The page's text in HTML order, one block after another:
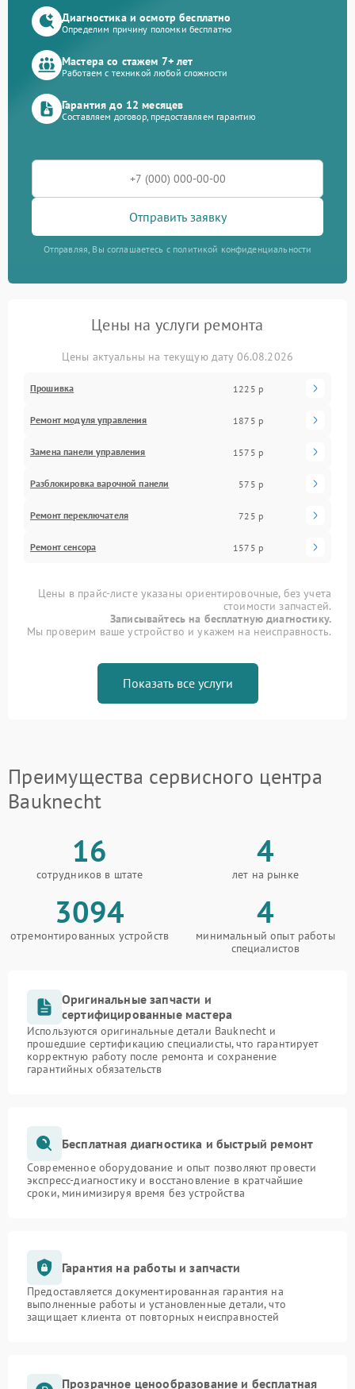
Диагностика и осмотр бесплатно
Определим причину поломки бесплатно
Мастера со стажем 7+ лет
Работаем с техникой любой сложности
Гарантия до 12 месяцев
Составляем договор, предоставляем гарантию
Отправить заявку
Отправляя, Вы соглашаетесь с политикой конфиденциальности
Цены на услуги ремонта
Цены актуальны на текущую дату 06.08.2026
Прошивка 1225 р
Ремонт модуля управления 1875 р
Замена панели управления 1575 р
Разблокировка варочной панели 575 р
Ремонт переключателя 725 р
Ремонт сенсора 1575 р
Цены в прайс-листе указаны ориентировочные, без учета
стоимости запчастей.
Записывайтесь на бесплатную диагностику.
Мы проверим ваше устройство и укажем на неисправность.
Показать все услуги
Преимущества сервисного центра
Bauknecht
16
сотрудников в штате
4
лет на рынке
3094
отремонтированных устройств
4
минимальный опыт работы
специалистов
Оригинальные запчасти и
сертифицированные мастера
Используются оригинальные детали Bauknecht и
прошедшие сертификацию специалисты, что гарантирует
корректную работу после ремонта и сохранение
гарантийных обязательств
Бесплатная диагностика и быстрый ремонт
Современное оборудование и опыт позволяют провести
экспресс-диагностику и восстановление в кратчайшие
сроки, минимизируя время без устройства
Гарантия на работы и запчасти
Предоставляется документированная гарантия на
выполненные работы и установленные детали, что
защищает клиента от повторных неисправностей
Прозрачное ценообразование и бесплатная